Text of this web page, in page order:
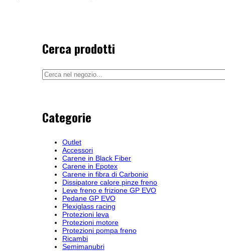
Cerca prodotti
Categorie
Outlet
Accessori
Carene in Black Fiber
Carene in Epotex
Carene in fibra di Carbonio
Dissipatore calore pinze freno
Leve freno e frizione GP EVO
Pedane GP EVO
Plexiglass racing
Protezioni leva
Protezioni motore
Protezioni pompa freno
Ricambi
Semimanubri